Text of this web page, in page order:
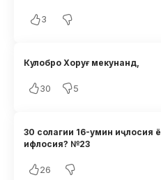
3
Кулобро Хоруғ мекунанд,
30 5
30 солагии 16-умин иҷлосия ё
ифлосия? №23
26